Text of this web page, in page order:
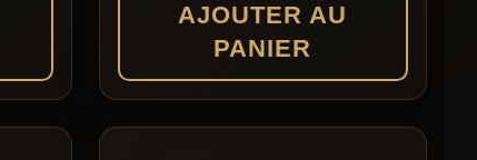
AJOUTER AU
PANIER